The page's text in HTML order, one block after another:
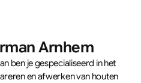
Arnhem
ben je gespecialiseerd in het
en afwerken van houten